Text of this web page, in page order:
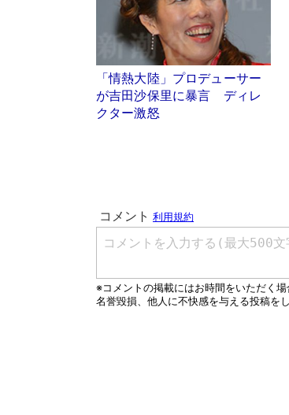
「情熱大陸」プロデューサー
が吉田沙保里に暴言 ディレ
クター激怒